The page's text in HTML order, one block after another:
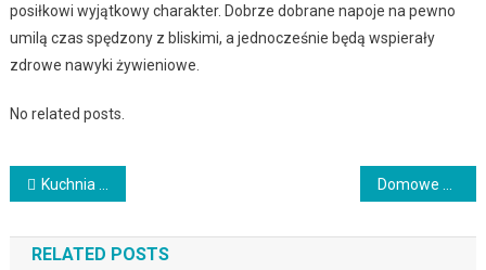
posiłkowi wyjątkowy charakter. Dobrze dobrane napoje na pewno
umilą czas spędzony z bliskimi, a jednocześnie będą wspierały
zdrowe nawyki żywieniowe.
No related posts.
Nawigacja
wpisu
Kuchnia północnoamerykańska: BBQ, hamburgery i inne smaki USA
RELATED POSTS